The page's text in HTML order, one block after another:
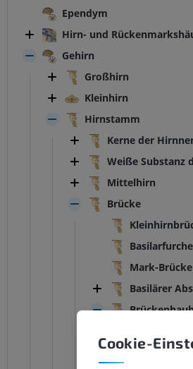
Ependym
Hirn- und
Gehirn
Großhirn
Kleinhirn
Hirnstamm
Kerne der
Weiße Substanz
Mittelhirn
Brücke
Basilarfurche
Mark-
Basilärer
Cookie-